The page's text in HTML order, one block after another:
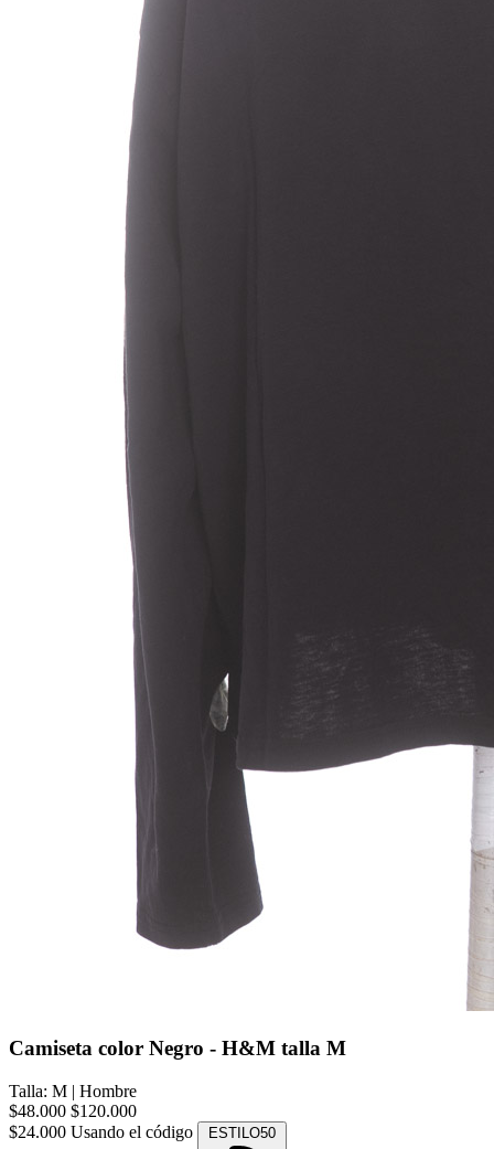
Camiseta color Negro - H&M talla M
Talla: M | Hombre
$48.000 $120.000
$24.000 Usando el código ESTILO50